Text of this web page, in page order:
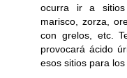
ocurra ir a sitios
marisco, zorza,
con grelos, etc.
provocará ácido
esos sitios para